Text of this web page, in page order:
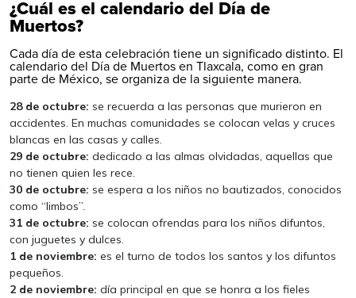
¿Cuál es el calendario del Día de
Muertos?
Cada día de esta celebración tiene un significado distinto. El
calendario del Día de Muertos en Tlaxcala, como en gran
parte de México, se organiza de la siguiente manera.
28 de octubre: se recuerda a las personas que murieron en
accidentes. En muchas comunidades se colocan velas y cruces
blancas en las casas y calles.
29 de octubre: dedicado a las almas olvidadas, aquellas que
no tienen quien les rece.
30 de octubre: se espera a los niños no bautizados, conocidos
como “limbos”.
31 de octubre: se colocan ofrendas para los niños difuntos,
con juguetes y dulces.
1 de noviembre: es el turno de todos los santos y los difuntos
pequeños.
2 de noviembre: día principal en que se honra a los fieles